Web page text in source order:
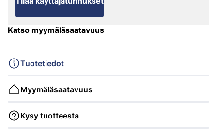
Katso myymäläsaatavuus
Tuotetiedot
Myymäläsaatavuus
Kysy tuotteesta